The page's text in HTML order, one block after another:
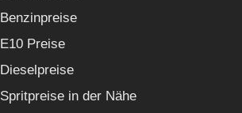
Benzinpreise
E10 Preise
Dieselpreise
Spritpreise in der Nähe